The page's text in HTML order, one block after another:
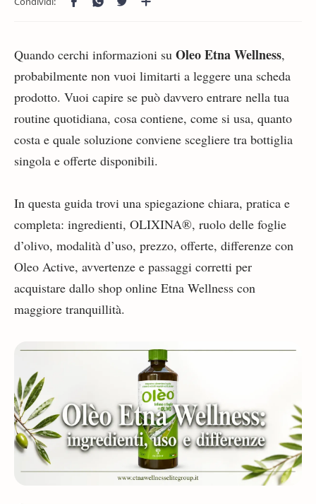
Quando cerchi informazioni su Oleo Etna Wellness,
probabilmente non vuoi limitarti a leggere una scheda
prodotto. Vuoi capire se può davvero entrare nella tua
routine quotidiana, cosa contiene, come si usa, quanto
costa e quale soluzione conviene scegliere tra bottiglia
singola e offerte disponibili.
In questa guida trovi una spiegazione chiara, pratica e
completa: ingredienti, OLIXINA®, ruolo delle foglie
d’olivo, modalità d’uso, prezzo, offerte, differenze con
Oleo Active, avvertenze e passaggi corretti per
acquistare dallo shop online Etna Wellness con
maggiore tranquillità.